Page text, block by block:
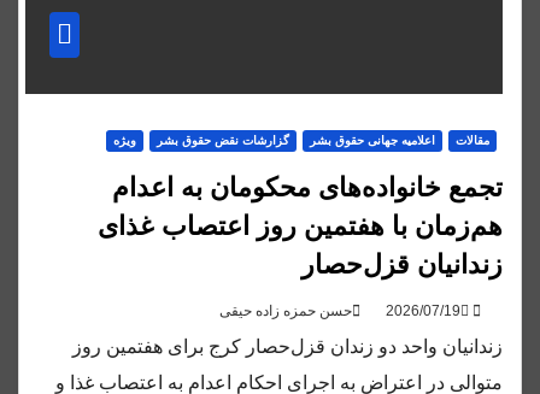
مقالات اعلاميه جهانی حقوق بشر گزارشات نقض حقوق بشر ویژه
تجمع خانواده‌های محکومان به اعدام
هم‌زمان با هفتمین روز اعتصاب غذای
زندانیان قزل‌حصار
حسن حمزه زاده حیقی
زندانیان واحد دو زندان قزل‌حصار کرج برای هفتمین روز
متوالی در اعتراض به اجرای احکام اعدام به اعتصاب غذا و